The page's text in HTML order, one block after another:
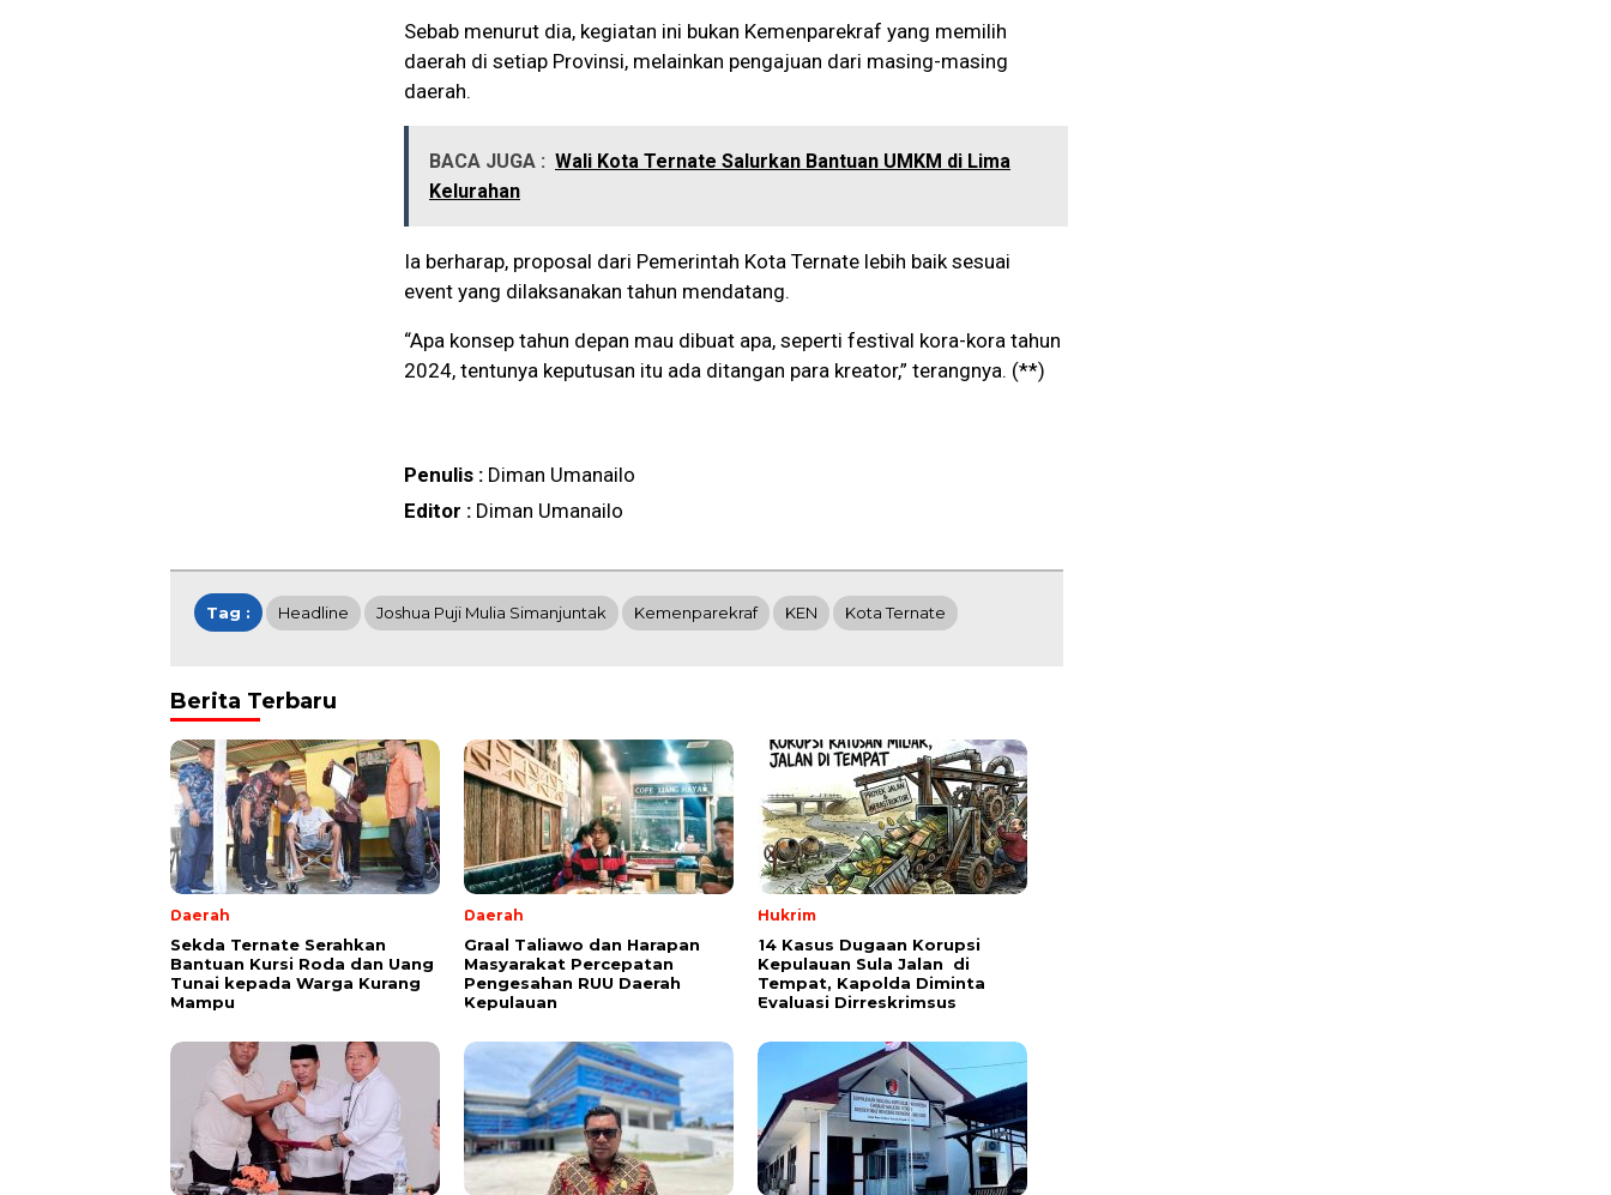
Sebab menurut dia, kegiatan ini bukan Kemenparekraf yang memilih
daerah di setiap Provinsi, melainkan pengajuan dari masing-masing
daerah.
BACA JUGA : Wali Kota Ternate Salurkan Bantuan UMKM di Lima
Kelurahan
Ia berharap, proposal dari Pemerintah Kota Ternate lebih baik sesuai
event yang dilaksanakan tahun mendatang.
“Apa konsep tahun depan mau dibuat apa, seperti festival kora-kora tahun
2024, tentunya keputusan itu ada ditangan para kreator,” terangnya. (**)
Penulis : Diman Umanailo
Editor : Diman Umanailo
Tag : Headline Joshua Puji Mulia Simanjuntak Kemenparekraf KEN Kota Ternate
Berita Terbaru
Daerah
Sekda Ternate Serahkan
Bantuan Kursi Roda dan Uang
Tunai kepada Warga Kurang
Mampu
Daerah
Graal Taliawo dan Harapan
Masyarakat Percepatan
Pengesahan RUU Daerah
Kepulauan
Hukrim
14 Kasus Dugaan Korupsi
Kepulauan Sula Jalan di
Tempat, Kapolda Diminta
Evaluasi Dirreskrimsus